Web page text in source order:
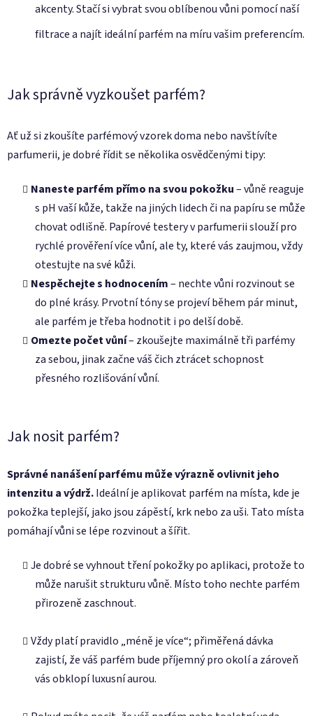
akcenty. Stačí si vybrat svou oblíbenou vůni pomocí naší
filtrace a najít ideální parfém na míru vašim preferencím.
Jak správně vyzkoušet parfém?
Ať už si zkoušíte parfémový vzorek doma nebo navštívíte
parfumerii, je dobré řídit se několika osvědčenými tipy:
Naneste parfém přímo na svou pokožku– vůně reaguje
s pH vaší kůže, takže na jiných lidech či na papíru se může
chovat odlišně. Papírové testery v parfumerii slouží pro
rychlé prověření více vůní, ale ty, které vás zaujmou, vždy
otestujte na své kůži.
Nespěchejte s hodnocením– nechte vůni rozvinout se
do plné krásy. Prvotní tóny se projeví během pár minut,
ale parfém je třeba hodnotit i po delší době.
Omezte počet vůní– zkoušejte maximálně tři parfémy
za sebou, jinak začne váš čich ztrácet schopnost
přesného rozlišování vůní.
Jak nosit parfém?
Správné nanášení parfému může výrazně ovlivnit jeho
intenzitu a výdrž.Ideální je aplikovat parfém na místa, kde je
pokožka teplejší, jako jsou zápěstí, krk nebo za uši. Tato místa
pomáhají vůni se lépe rozvinout a šířit.
Je dobré se vyhnout tření pokožky po aplikaci, protože to
může narušit strukturu vůně. Místo toho nechte parfém
přirozeně zaschnout.
Vždy platí pravidlo „méně je více“; přiměřená dávka
zajistí, že váš parfém bude příjemný pro okolí a zároveň
vás obklopí luxusní aurou.